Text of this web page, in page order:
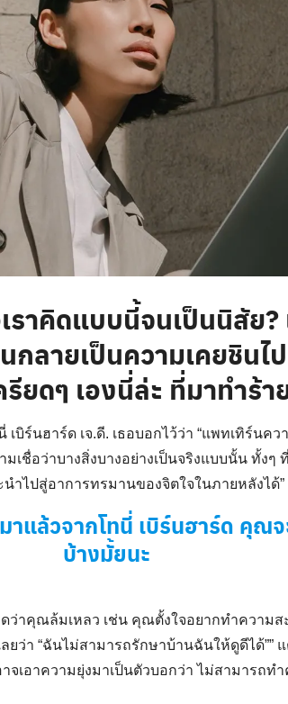
ราคิดแบบนี้จนเป็นนิสัย?
กลายเป็นความเคยชิน
ยดๆ เองนี่ล่ะ ที่มาทำร้า
บิร์นฮาร์ด เจ.ดี. เธอบอกไว้ว่า “แพทเทิร์นคว
เชื่อว่าบางสิ่งบางอย่างเป็นจริงแบบนั้น ทั้งๆ
ำไปสู่อาการทรมานของจิตใจในภายหลังได้”
แล้วจากโทนี่ เบิร์นฮาร์ด คุณจ
บ้างมั้ยนะ
าคุณล้มเหลว เช่น คุณตั้งใจอยากทำความส
ยว่า “ฉันไม่สามารถรักษาบ้านฉันให้ดูดีได้””
เอาความยุ่งมาเป็นตัวบอกว่า ไม่สามารถท